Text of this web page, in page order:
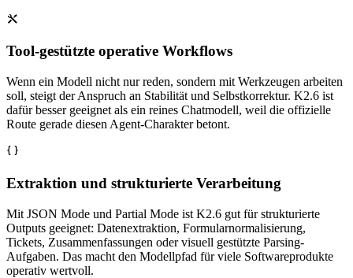
Tool-gestützte operative Workflows
Wenn ein Modell nicht nur reden, sondern mit Werkzeugen arbeiten
soll, steigt der Anspruch an Stabilität und Selbstkorrektur. K2.6 ist
dafür besser geeignet als ein reines Chatmodell, weil die offizielle
Route gerade diesen Agent-Charakter betont.
Extraktion und strukturierte Verarbeitung
Mit JSON Mode und Partial Mode ist K2.6 gut für strukturierte
Outputs geeignet: Datenextraktion, Formularnormalisierung,
Tickets, Zusammenfassungen oder visuell gestützte Parsing-
Aufgaben. Das macht den Modellpfad für viele Softwareprodukte
operativ wertvoll.